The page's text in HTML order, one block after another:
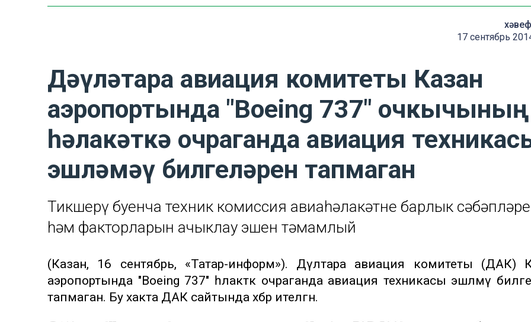
17 сентябрь
Дәүләтара авиация комитеты Казан
аэропортында "Воeing 737" очкычының
һәлакәткә очраганда авиация
эшләмәү билгеләрен тапмаган
Тикшерү буенча техник комиссия авиаһәлакәтнең барлык
һәм факторларын ачыклау эшен тәмамлый
(Казан, 16 сентябрь, «Татар-информ»). Дәүләтара авиация комитеты (ДАК)
аэропортында "Воeing 737" һәлакәткә очраганда авиация техникасы эшләмәү
тапмаган. Бу хакта ДАК сайтында хәбәр ителгән.